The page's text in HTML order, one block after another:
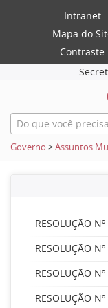
Intranet
Mapa do
Contraste
Governo >Assuntos
RESOLUÇÃO
RESOLUÇÃO
RESOLUÇÃO
RESOLUÇÃO